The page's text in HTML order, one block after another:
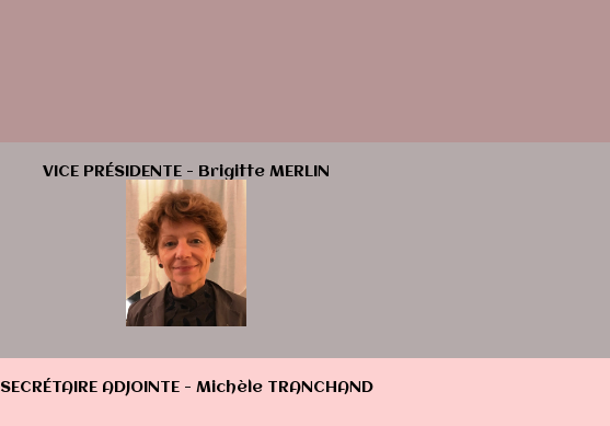
VICE PRÉSIDENTE - Brigitte MERLIN
SECRÉTAIRE ADJOINTE - Michèle TRANCHAND